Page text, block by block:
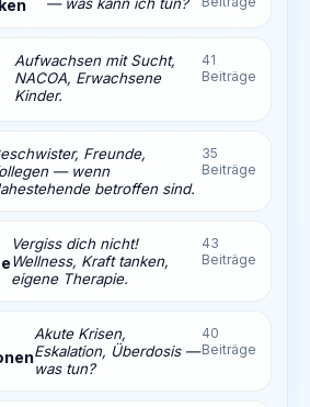
Aufwachsen mit Sucht,
NACOA, Erwachsene
Kinder.
41
Beiträge
Freunde,
— wenn
betroffen sind.
35
Beiträge
Vergiss dich nicht!
Wellness, Kraft tanken,
eigene Therapie.
43
Beiträge
Akute Krisen,
Eskalation, Überdosis —
was tun?
40
Beiträge